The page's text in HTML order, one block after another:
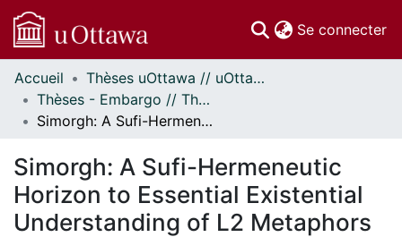
Se connecter
Communautés
et collections
Parcourir
À propos
Accueil
Thèses uOttawa // uOttawa Theses
Thèses - Embargo // Theses - Embargo
Simorgh: A Sufi-Hermeneutic Horizon to Essential Existential Understanding of L2 Metaphors
Simorgh: A Sufi-Hermeneutic
Horizon to Essential Existential
Understanding of L2 Metaphors